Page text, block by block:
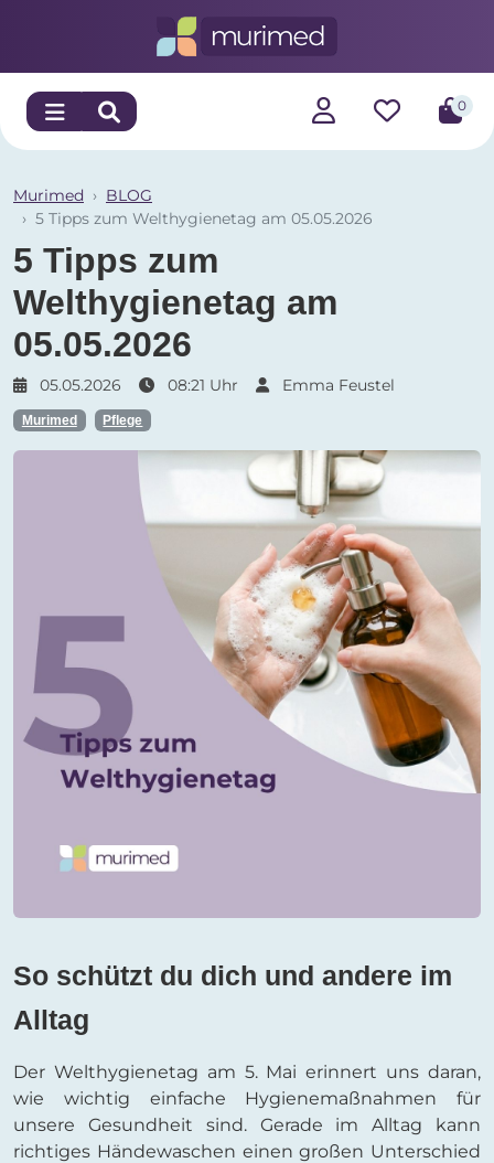
0
Murimed
BLOG
5 Tipps zum Welthygienetag am 05.05.2026
5 Tipps zum
Welthygienetag am
05.05.2026
05.05.2026 08:21 Uhr Emma Feustel
Murimed Pflege
So schützt du dich und andere im
Alltag
Der Welthygienetag am 5. Mai erinnert uns daran,
wie wichtig einfache Hygienemaßnahmen für
unsere Gesundheit sind. Gerade im Alltag kann
richtiges Händewaschen einen großen Unterschied